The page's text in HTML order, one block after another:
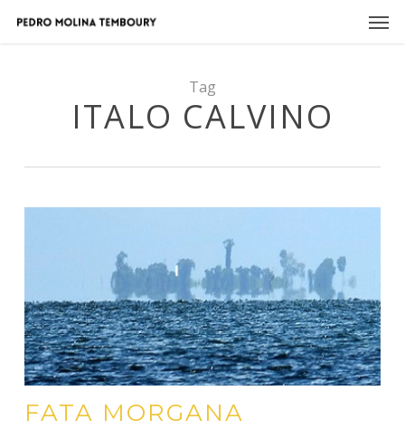
Tag
ITALO CALVINO
FATA MORGANA